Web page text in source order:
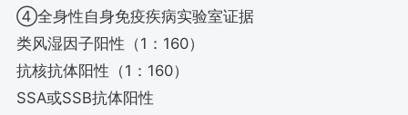
④全身性自身免疫疾病实验室证据
类风湿因子阳性（1：160）
抗核抗体阳性（1：160）
SSA或SSB抗体阳性